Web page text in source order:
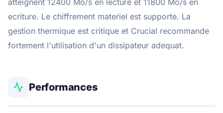
atteignent 12400 Mo/s en lecture et 11800 Mo/s en
ecriture. Le chiffrement materiel est supporte. La
gestion thermique est critique et Crucial recommande
fortement l'utilisation d'un dissipateur adequat.
Performances